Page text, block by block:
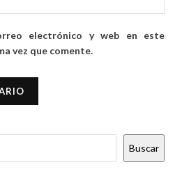
electrónico y web en este
vez que comente.
Buscar